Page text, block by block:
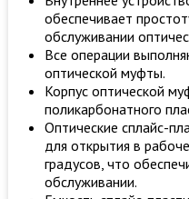
обеспечивает
обслуживании
Все операции
оптической муфты.
Корпус оптической
поликарбонатного
Оптические сплайс-
для открытия в
градусов, что
обслуживании.